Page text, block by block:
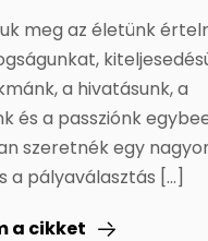
meg az életünk
a hivatásunk, a
és a passziónk
szeretnék egy
a pályaválasztás [...]
a cikket